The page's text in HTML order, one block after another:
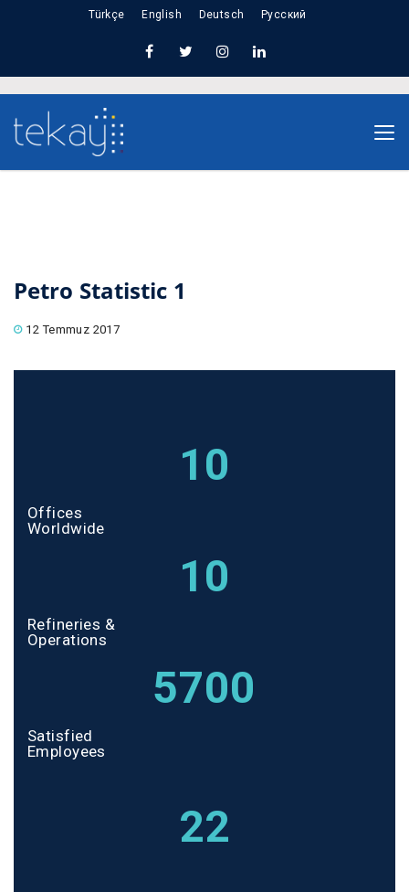
Türkçe English Deutsch Русский
Nuno Sections
Home Petro Statistic 1
Petro Statistic 1
12 Temmuz 2017
10
Offices
Worldwide
10
Refineries &
Operations
5700
Satisfied
Employees
22